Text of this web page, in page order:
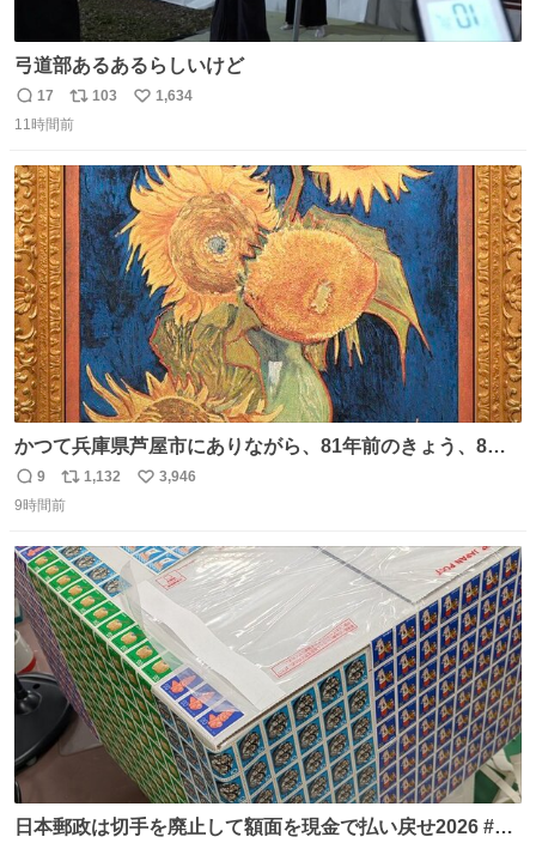
弓道部あるあるらしいけど
返
信
17
リ
ポ
ト
数
103
い
数
1,634
11時間前
かつて兵庫県芦屋市にありながら、81年前のきょう、8月6
日の阪神大空襲の折に残念ながら焼失した、 #ゴッホ の幻
の「 #ヒマワリ 」。 当館は、東京都にある武者小路実篤記
り陶板で原寸大に再現し、2014年より展示しています。 #
大塚国際美術館
返
信
9
リ
ポ
ト
数
1,132
い
数
3,946
9時間前
日本郵政は切手を廃止して額面を現金で払い戻せ2026 #日